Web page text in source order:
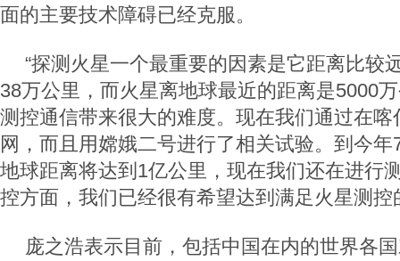
面的主要技术障碍已经克服。
“探测火星一个最重要的因素是它距离比较
38万公里，而火星离地球最近的距离是5000
测控通信带来很大的难度。现在我们通过在
网，而且用嫦娥二号进行了相关试验。到今
地球距离将达到1亿公里，现在我们还在进行
控方面，我们已经很有希望达到满足火星测控
庞之浩表示目前，包括中国在内的世界各